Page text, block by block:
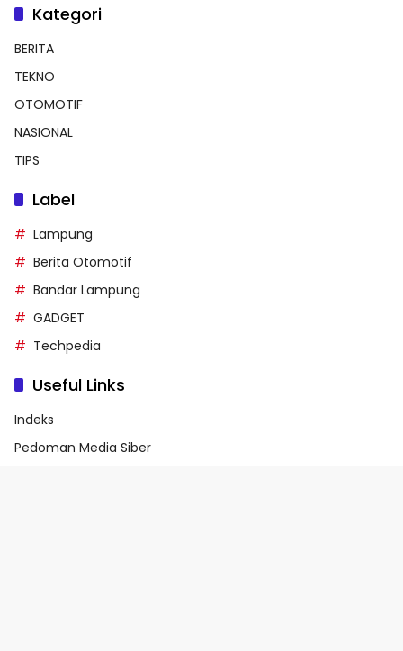
Kategori
BERITA
TEKNO
OTOMOTIF
NASIONAL
TIPS
Label
Lampung
Berita Otomotif
Bandar Lampung
GADGET
Techpedia
Useful Links
Indeks
Pedoman Media Siber